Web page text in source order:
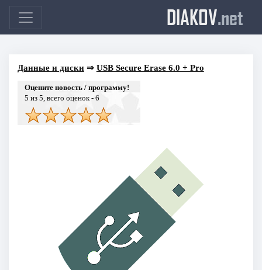
DIAKOV.net
Данные и диски⇒ USB Secure Erase 6.0 + Pro
Оцените новость / программу!
5 из 5, всего оценок - 6